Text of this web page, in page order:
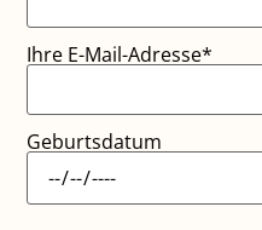
Ihre E-Mail-Adresse*
Geburtsdatum